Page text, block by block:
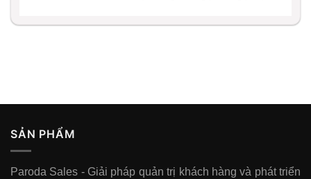
SẢN PHẨM
Paroda Sales - Giải pháp quản trị khách hàng và phát triển